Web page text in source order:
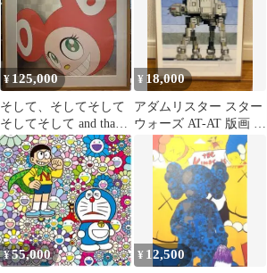
¥ 125,000
そして、そしてそして
そしてそして and than
赤 村上隆 DOB 複製画
¥ 18,000
アダムリスター スター
ウォーズ AT-AT 版画 シ
ルクスクリーン
¥55,000 ¥ 12,500